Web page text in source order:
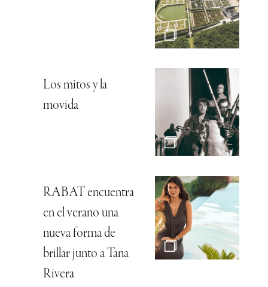
Los mitos y la
movida
RABAT encuentra
en el verano una
nueva forma de
brillar junto a Tana
Rivera